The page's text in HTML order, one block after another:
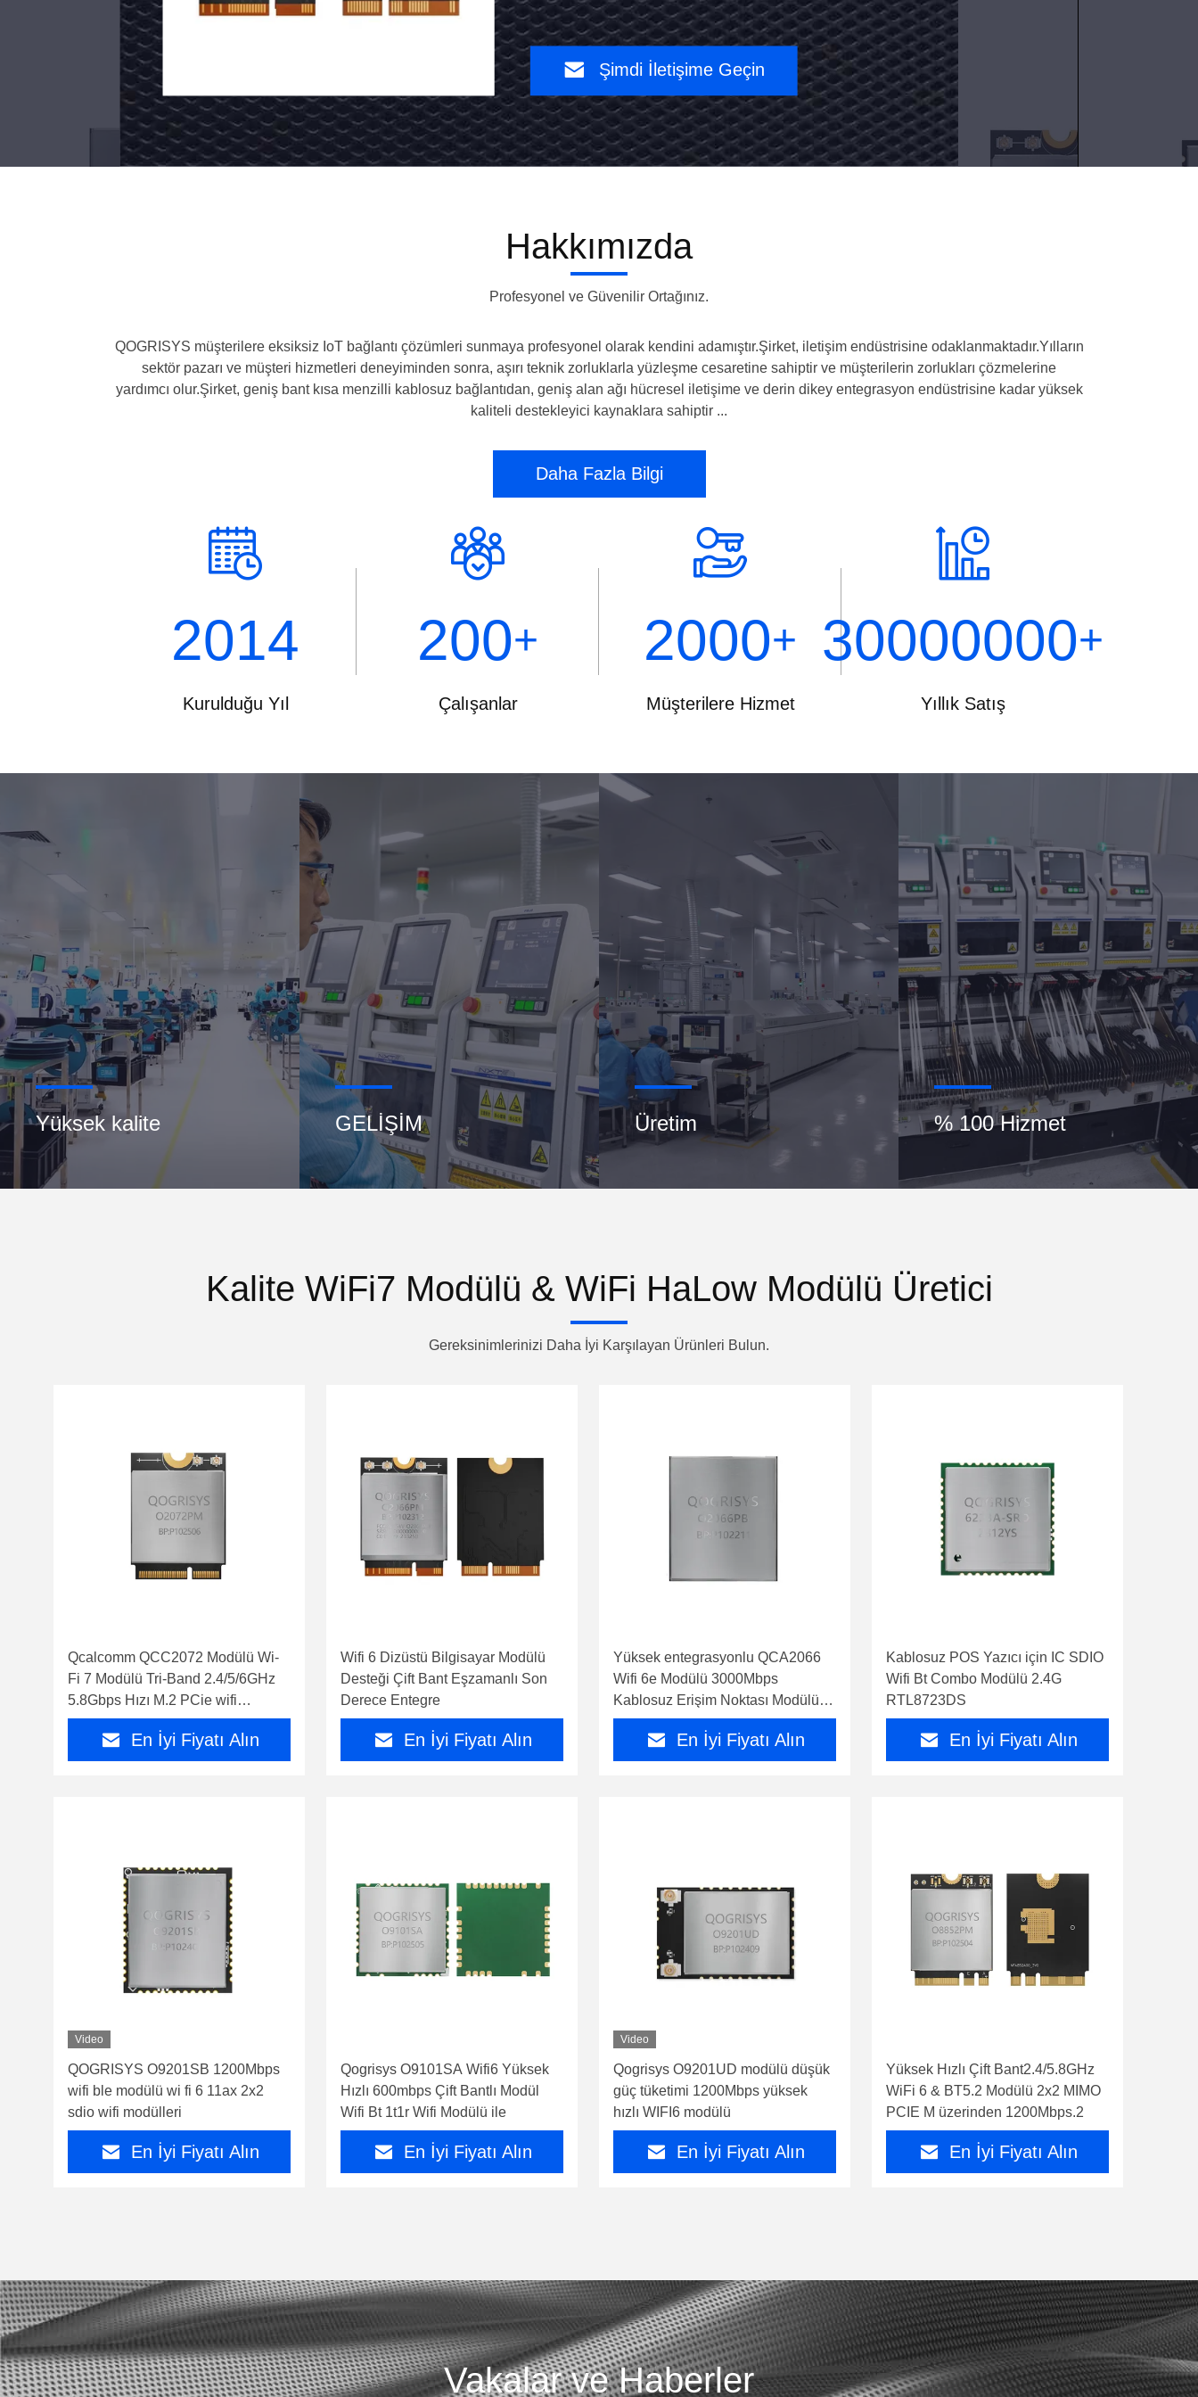
2.4/5/6GHz
5.8Gbps
Hızı
VR/AR/Robot
ile
Şimdi
İletişime
Geçin
Kablosuz
Erişim
Noktası
Modülü
Openwrt
Şimdi
İletişime
Geçin
Modülü
Vr
için
Şimdi
İletişime
Geçin
Hakkımızda
Profesyonel ve Güvenilir Ortağınız.
QOGRISYS müşterilere eksiksiz IoT bağlantı çözümleri sunmaya profesyonel olarak kendini adamıştır.Şirket, iletişim endüstrisine odaklanmaktadır.Yılların
sektör pazarı ve müşteri hizmetleri deneyiminden sonra, aşırı teknik zorluklarla yüzleşme cesaretine sahiptir ve müşterilerin zorlukları çözmelerine
yardımcı olur.Şirket, geniş bant kısa menzilli kablosuz bağlantıdan, geniş alan ağı hücresel iletişime ve derin dikey entegrasyon endüstrisine kadar yüksek
kaliteli destekleyici kaynaklara sahiptir ...
Daha Fazla Bilgi
2014
Kurulduğu Yıl
200+
Çalışanlar
2000+
Müşterilere Hizmet
30000000+
Yıllık Satış
Yüksek kalite GELİŞİM Üretim % 100 Hizmet
Kalite WiFi7 Modülü & WiFi HaLow Modülü Üretici
Gereksinimlerinizi Daha İyi Karşılayan Ürünleri Bulun.
Qcalcomm QCC2072 Modülü Wi-
Fi 7 Modülü Tri-Band 2.4/5/6GHz
5.8Gbps Hızı M.2 PCie wifi
Modülleri VR/AR/Robot ile
En İyi Fiyatı Alın
Wifi 6 Dizüstü Bilgisayar Modülü
Desteği Çift Bant Eşzamanlı Son
Derece Entegre
En İyi Fiyatı Alın
Yüksek entegrasyonlu QCA2066
Wifi 6e Modülü 3000Mbps
Kablosuz Erişim Noktası Modülü
Openwrt için
En İyi Fiyatı Alın
Kablosuz POS Yazıcı için IC SDIO
Wifi Bt Combo Modülü 2.4G
RTL8723DS
En İyi Fiyatı Alın
Video
QOGRISYS O9201SB 1200Mbps
wifi ble modülü wi fi 6 11ax 2x2
sdio wifi modülleri
En İyi Fiyatı Alın
Qogrisys O9101SA Wifi6 Yüksek
Hızlı 600mbps Çift Bantlı Modül
Wifi Bt 1t1r Wifi Modülü ile
En İyi Fiyatı Alın
Video
Qogrisys O9201UD modülü düşük
güç tüketimi 1200Mbps yüksek
hızlı WIFI6 modülü
En İyi Fiyatı Alın
Yüksek Hızlı Çift Bant2.4/5.8GHz
WiFi 6 & BT5.2 Modülü 2x2 MIMO
PCIE M üzerinden 1200Mbps.2
En İyi Fiyatı Alın
Vakalar ve Haberler